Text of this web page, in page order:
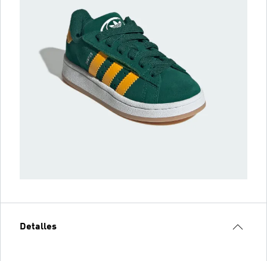
Detalles